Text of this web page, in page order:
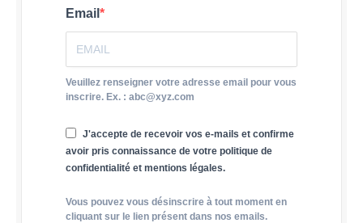
Email
Veuillez renseigner votre adresse email pour vous
inscrire. Ex. : abc@xyz.com
J'accepte de recevoir vos e-mails et confirme
avoir pris connaissance de votre politique de
confidentialité et mentions légales.
Vous pouvez vous désinscrire à tout moment en
cliquant sur le lien présent dans nos emails.